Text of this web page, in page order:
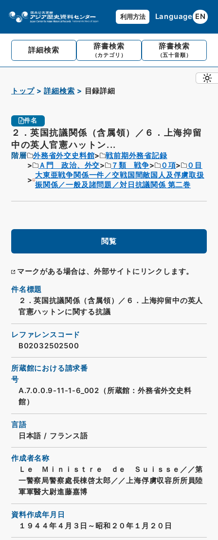
利用方法 Language EN
詳細検索 辞書検索
（カテゴリ）
辞書検索
（五十音順）
トップ 詳細検索 目録詳細
件名
２．英国抗議関係（含属領）／６．上海抑留
中の英人官憲ハットン...
階層 外務省外交史料館
戦前期外務省記録
Ａ門 政治、外交
７類 戦争 ０項
０目
大東亜戦争関係一件／交戦国間敵国人及俘虜取扱
振関係／一般及諸問題／対日抗議関係 第二巻
閲覧
マークがある場合は、外部サイトにリンクします。
件名標題
２．英国抗議関係（含属領）／６．上海抑留中の英人
官憲ハットンに関する抗議
レファレンスコード
B02032502500
所蔵館における請求番
号
A.7.0.0.9-11-1-6_002（所蔵館：外務省外交史料
館）
言語
日本語 / フランス語
作成者名称
Ｌｅ Ｍｉｎｉｓｔｒｅ ｄｅ Ｓｕｉｓｓｅ／／第
一警察局警察處長棟啓太郎／／上海俘虜収容所所員陸
軍軍醫大尉進藤嘉博
資料作成年月日
１９４４年４月３日～昭和２０年１月２０日